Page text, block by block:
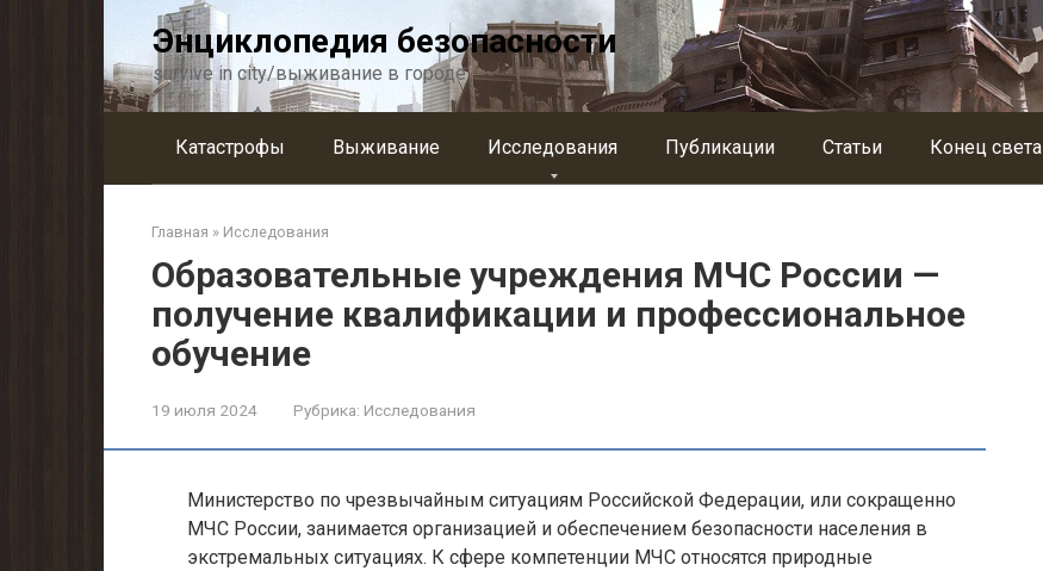
Энциклопедия безопасности
survive in city/выживание в городе
Катастрофы Выживание Исследования Публикации Статьи Конец света
Главная » Исследования
Образовательные учреждения МЧС России —
получение квалификации и профессиональное
обучение
19 июля 2024 Рубрика: Исследования
Министерство по чрезвычайным ситуациям Российской Федерации, или сокращенно
МЧС России, занимается организацией и обеспечением безопасности населения в
экстремальных ситуациях. К сфере компетенции МЧС относятся природные